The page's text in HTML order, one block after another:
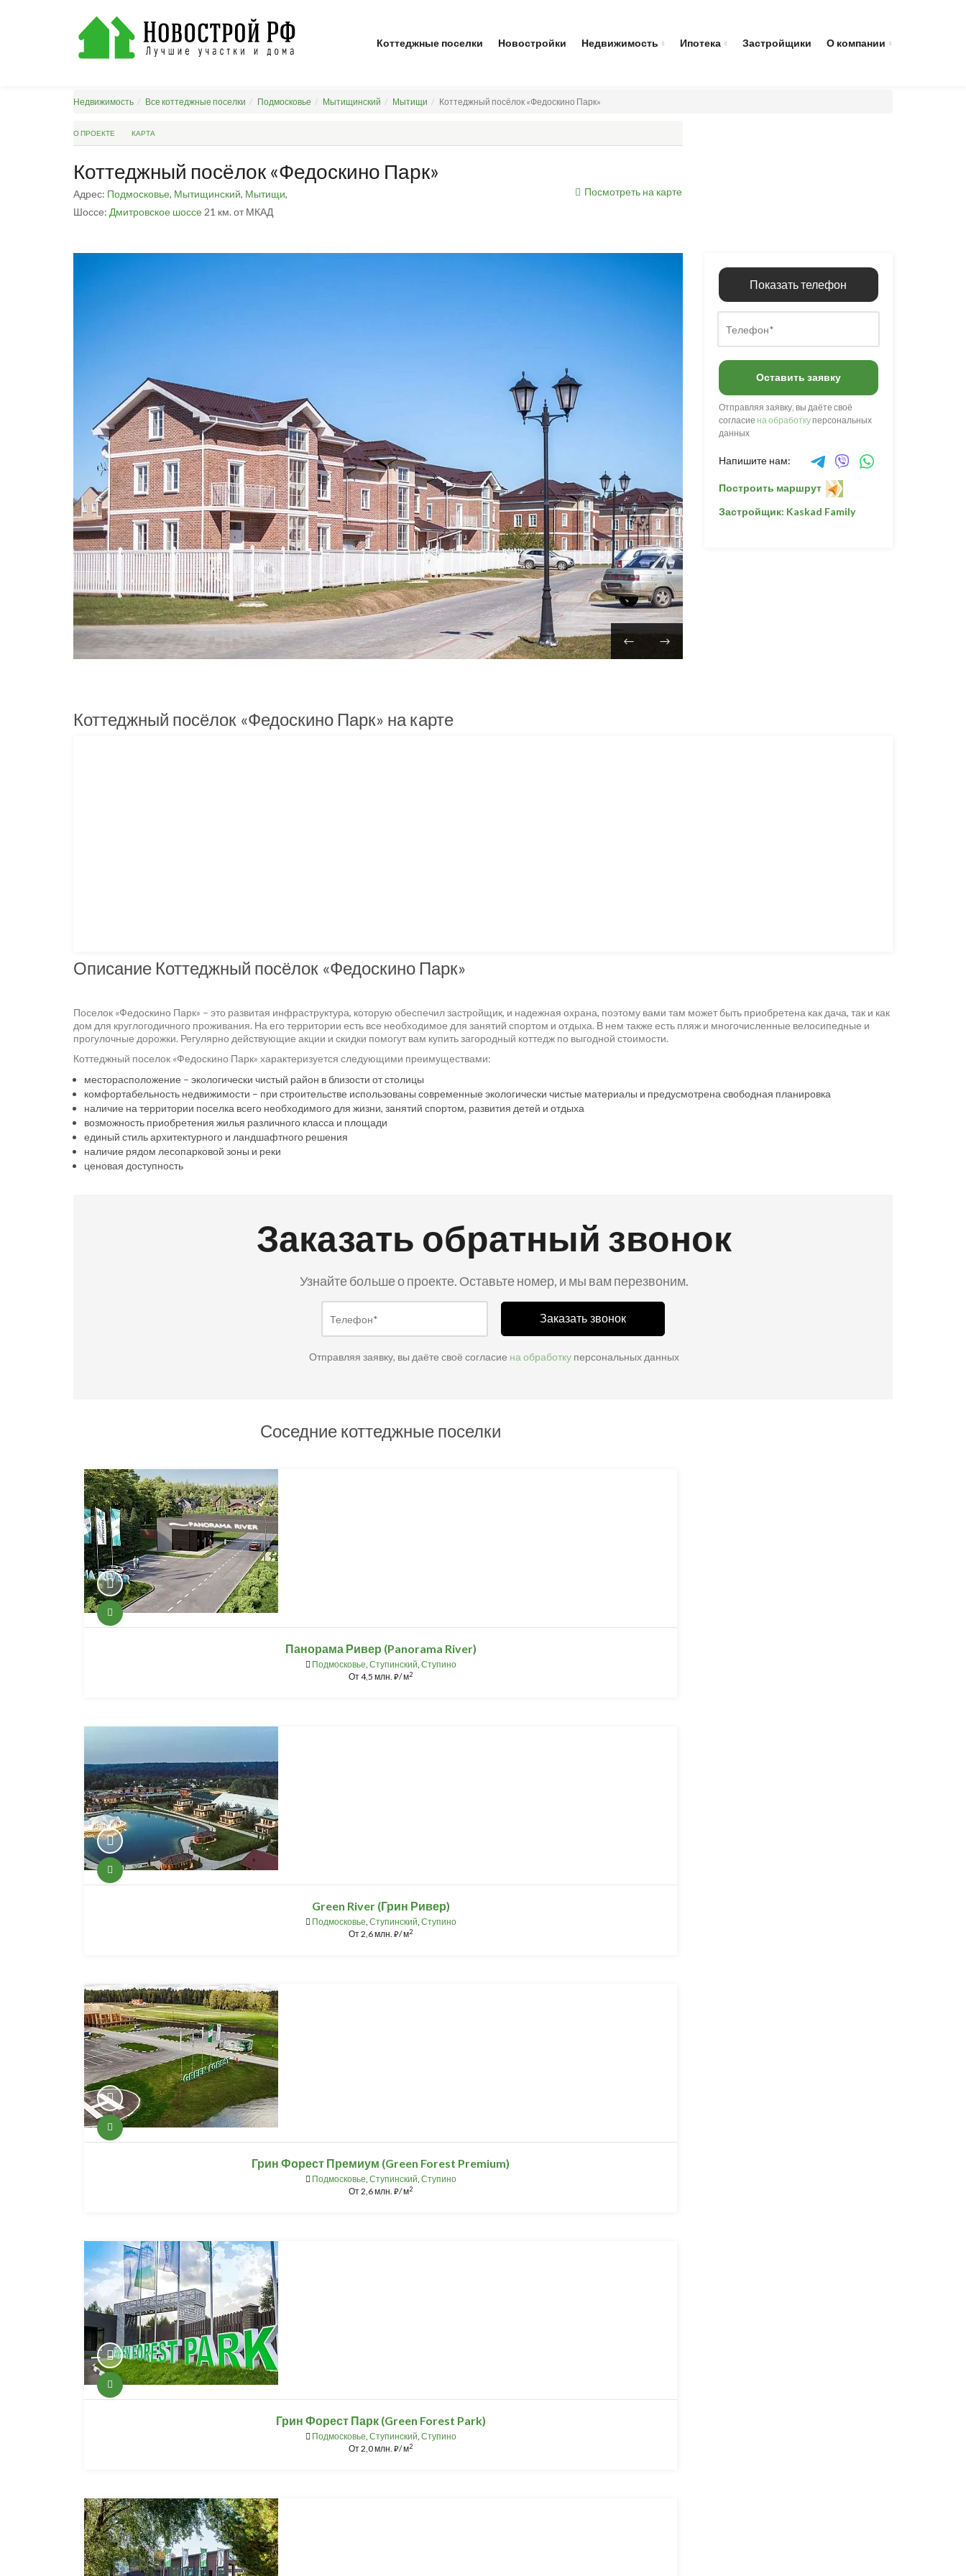
Коттеджные поселки Новостройки Недвижимость Ипотека Застройщики О компании
Недвижимость Все коттеджные поселки Подмосковье Мытищинский Мытищи Коттеджный посёлок «Федоскино Парк»
О ПРОЕКТЕ КАРТА
Коттеджный посёлок «Федоскино Парк»
Адрес: Подмосковье, Мытищинский, Мытищи,
Шоссе: Дмитровское шоссе 21 км. от МКАД
Посмотреть на карте
Показать телефон
Оставить заявку
Отправляя заявку, вы даёте своё
согласие на обработкуперсональных
данных
Напишите нам:
Построить маршрут
Застройщик: Kaskad Family
Коттеджный посёлок «Федоскино Парк» на карте
Описание Коттеджный посёлок «Федоскино Парк»
Поселок «Федоскино Парк» – это развитая инфраструктура, которую обеспечил застройщик, и надежная охрана, поэтому вами там может быть приобретена как дача, так и как
дом для круглогодичного проживания. На его территории есть все необходимое для занятий спортом и отдыха. В нем также есть пляж и многочисленные велосипедные и
прогулочные дорожки. Регулярно действующие акции и скидки помогут вам купить загородный коттедж по выгодной стоимости.
Коттеджный поселок «Федоскино Парк» характеризуется следующими преимуществами:
месторасположение – экологически чистый район в близости от столицы
комфортабельность недвижимости – при строительстве использованы современные экологически чистые материалы и предусмотрена свободная планировка
наличие на территории поселка всего необходимого для жизни, занятий спортом, развития детей и отдыха
возможность приобретения жилья различного класса и площади
единый стиль архитектурного и ландшафтного решения
наличие рядом лесопарковой зоны и реки
ценовая доступность
Заказать обратный звонок
Узнайте больше о проекте. Оставьте номер, и мы вам перезвоним.
Заказать звонок
Отправляя заявку, вы даёте своё согласие на обработкуперсональных данных
Соседние коттеджные поселки
Панорама Ривер (Panorama River)
Подмосковье, Ступинский, Ступино
От4,5 млн. ⃏/ м2
Green River (Грин Ривер)
Подмосковье, Ступинский, Ступино
От2,6 млн. ⃏/ м2
Грин Форест Премиум (Green Forest Premium)
Подмосковье, Ступинский, Ступино
От2,6 млн. ⃏/ м2
Грин Форест Парк (Green Forest Park)
Подмосковье, Ступинский, Ступино
От2,0 млн. ⃏/ м2